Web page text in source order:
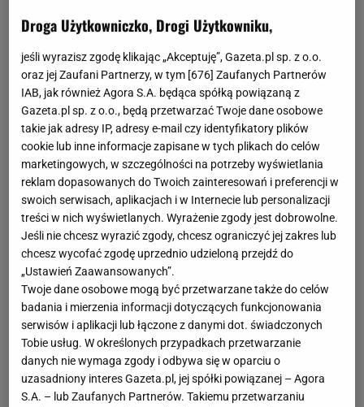
Droga Użytkowniczko, Drogi Użytkowniku,
jeśli wyrazisz zgodę klikając „Akceptuję”, Gazeta.pl sp. z o.o.
oraz jej Zaufani Partnerzy, w tym [676] Zaufanych Partnerów
IAB, jak również Agora S.A. będąca spółką powiązaną z
Gazeta.pl sp. z o.o., będą przetwarzać Twoje dane osobowe
takie jak adresy IP, adresy e-mail czy identyfikatory plików
cookie lub inne informacje zapisane w tych plikach do celów
marketingowych, w szczególności na potrzeby wyświetlania
reklam dopasowanych do Twoich zainteresowań i preferencji w
swoich serwisach, aplikacjach i w Internecie lub personalizacji
treści w nich wyświetlanych. Wyrażenie zgody jest dobrowolne.
Jeśli nie chcesz wyrazić zgody, chcesz ograniczyć jej zakres lub
chcesz wycofać zgodę uprzednio udzieloną przejdź do
„Ustawień Zaawansowanych”.
Twoje dane osobowe mogą być przetwarzane także do celów
badania i mierzenia informacji dotyczących funkcjonowania
serwisów i aplikacji lub łączone z danymi dot. świadczonych
Tobie usług. W określonych przypadkach przetwarzanie
danych nie wymaga zgody i odbywa się w oparciu o
uzasadniony interes Gazeta.pl, jej spółki powiązanej – Agora
S.A. – lub Zaufanych Partnerów. Takiemu przetwarzaniu